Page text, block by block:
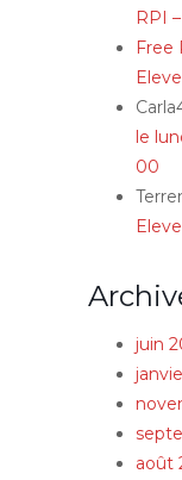
RPI
Free
le
00
juin
août